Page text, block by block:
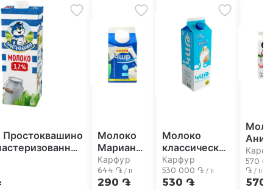
950мл
Молоко
Марианна
жиж.
3,2%
450мл
Карфур
644 ֏ / 1l
290 ֏
Молоко
классическое
Аштарак Кат
3,2% 1л
Карфур
530 000 ֏ / 1l
530 ֏
Ани
3.2%
570
֏ / 1l
570